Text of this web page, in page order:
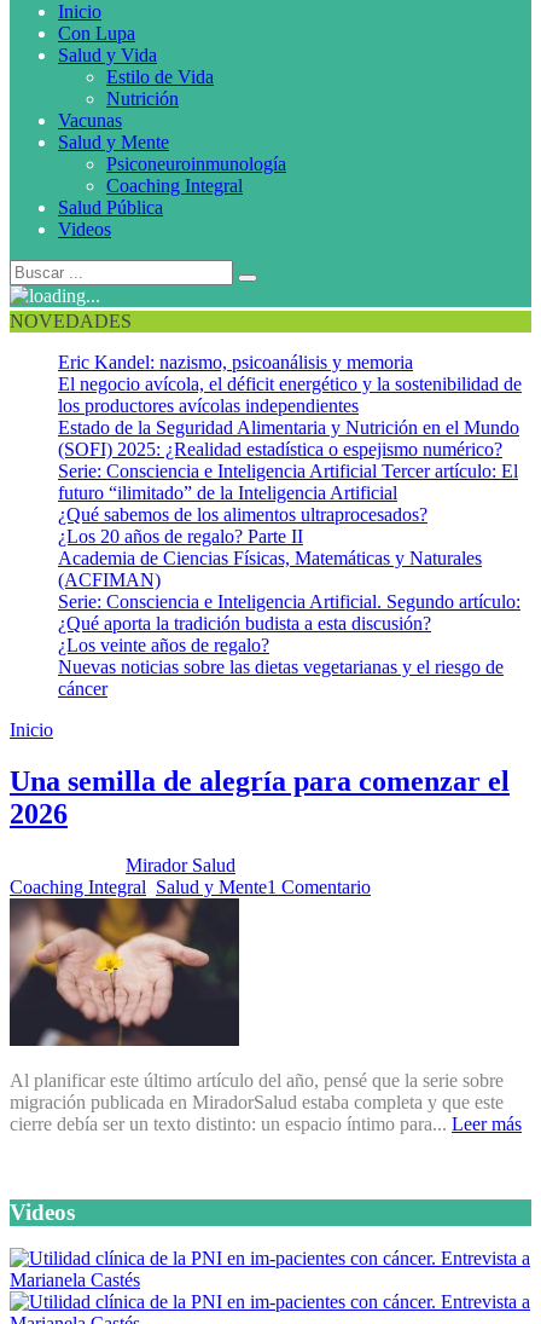
Inicio
Con Lupa
Salud y Vida
Estilo de Vida
Nutrición
Vacunas
Salud y Mente
Psiconeuroinmunología
Coaching Integral
Salud Pública
Videos
NOVEDADES
Eric Kandel: nazismo, psicoanálisis y memoria
El negocio avícola, el déficit energético y la sostenibilidad de
los productores avícolas independientes
Estado de la Seguridad Alimentaria y Nutrición en el Mundo
(SOFI) 2025: ¿Realidad estadística o espejismo numérico?
Serie: Consciencia e Inteligencia Artificial Tercer artículo: El
futuro “ilimitado” de la Inteligencia Artificial
¿Qué sabemos de los alimentos ultraprocesados?
¿Los 20 años de regalo? Parte II
Academia de Ciencias Físicas, Matemáticas y Naturales
(ACFIMAN)
Serie: Consciencia e Inteligencia Artificial. Segundo artículo:
¿Qué aporta la tradición budista a esta discusión?
¿Los veinte años de regalo?
Nuevas noticias sobre las dietas vegetarianas y el riesgo de
cáncer
Inicio
Una semilla de alegría para comenzar el
2026
Mirador Salud
Coaching Integral Salud y Mente1 Comentario
Al planificar este último artículo del año, pensé que la serie sobre
migración publicada en MiradorSalud estaba completa y que este
cierre debía ser un texto distinto: un espacio íntimo para... Leer más
Videos